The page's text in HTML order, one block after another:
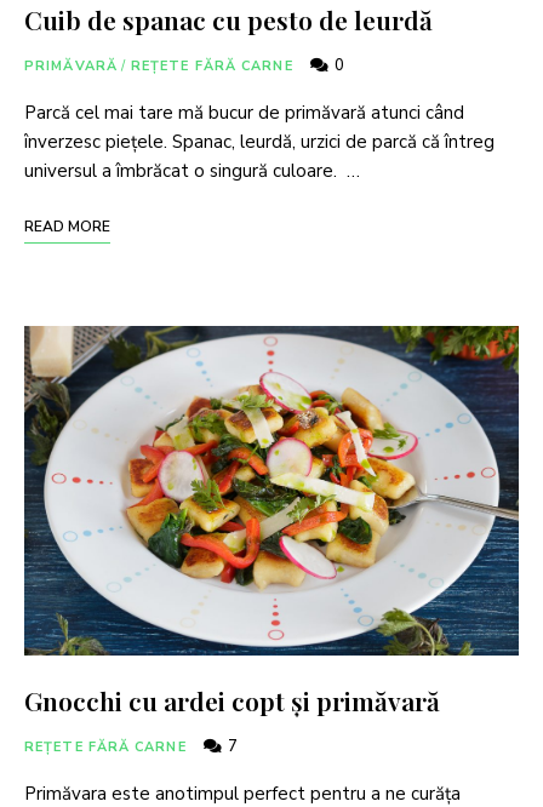
Cuib de spanac cu pesto de leurdă
PRIMĂVARĂ / REȚETE FĂRĂ CARNE 0
Parcă cel mai tare mă bucur de primăvară atunci când
înverzesc piețele. Spanac, leurdă, urzici de parcă că întreg
universul a îmbrăcat o singură culoare. …
READ MORE
Gnocchi cu ardei copt și primăvară
REȚETE FĂRĂ CARNE 7
Primăvara este anotimpul perfect pentru a ne curăța